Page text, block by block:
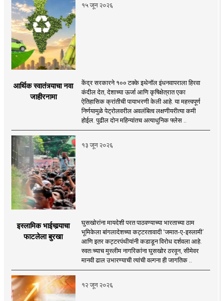
१५ जून २०२६
आर्थिक स्वातंत्र्याचा नवा
जाहीरनामा
केंद्र सरकारने १०० टक्के इथेनॉल इंधनवापराला हिरवा
कंदील देत, देशाच्या ऊर्जा आणि कृषिक्षेत्रात एका
ऐतिहासिक क्रांतीची पायाभरणी केली आहे. या महत्त्वपूर्ण
निर्णयामुळे पेट्रोलवरील अवलंबित्व लक्षणीयरीत्या कमी
होईल. पुढील दोन महिन्यांतच अत्याधुनिक फ्लेस ..
१३ जून २०२६
इस्लामिक भाईचार्‍याचा
फाटलेला बुरखा
घुसखोरांना मायदेशी परत पाठवण्याच्या भारताच्या ठाम
भूमिकेला बांगलादेशच्या कट्टरतावादी ‘जमात-ए-इस्लामी’
आणि इतर कट्टरपंथीयांनी कडाडून विरोध दर्शवला आहे.
स्वतःच्याच मुस्लीम नागरिकांना घुसखोर ठरवून, सीमेवर
मानवी ढाल उभारण्याची त्यांची वल्गना ही जागतिक ..
१२ जून २०२६